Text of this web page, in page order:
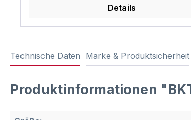
Details
Technische Daten Marke & Produktsicherheit
Produktinformationen